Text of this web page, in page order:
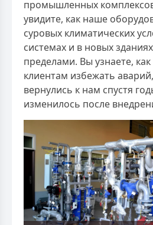
промышленных
увидите, как наше
суровых климатических
системах и в новых
пределами. Вы узнаете,
клиентам избежать
вернулись к нам спустя
изменилось после